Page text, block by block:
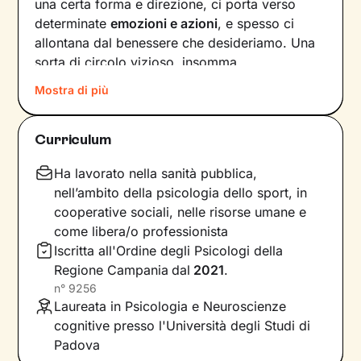
una certa forma e direzione, ci porta verso
determinateemozioni e azioni, e spesso ci
allontana dal benessere che desideriamo. Una
sorta di circolo vizioso, insomma.
Si può interrompere questo circuito,
innescando uncambiamento che porti a una
maggiore serenità
comportamenti che lo generano.
Il mio compito sarà quello di accompagnarti in
questo processo, aiutandoti prima di tutto a
diventare
consapevole di tutto quello che
influenza l’interpretazione degli eventi della tua
vita. Ti insegnerò a
potenziare le tue risorse
acquisire nuove abilità e raggiungere obiettivi
specifici, attraverso esercizi e tecnichein linea
con i tuoi bisogni e valori.
Mostra di più
Curriculum
Ha lavorato nella sanità pubblica,
nell’ambito della psicologia dello sport, in
cooperative sociali, nelle risorse umane e
come libera/o professionista
Iscritta all'Ordine degli Psicologi della
Regione Campania dal 2021.
n° 9256
Laureata in Psicologia e Neuroscienze
cognitive presso l'Università degli Studi di
Padova